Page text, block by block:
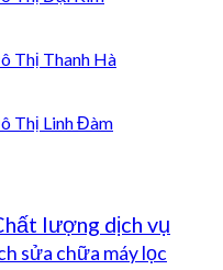
Thị Thanh Hà
Thị Linh Đàm
lượng dịch vụ
sửa chữa máy lọc